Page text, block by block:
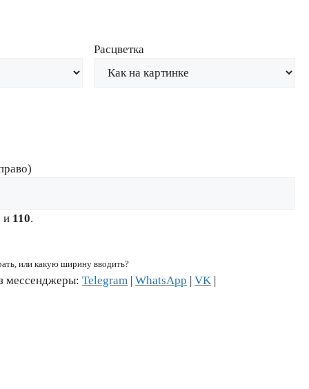
Расцветка
и 110.
или какую ширину вводить?
мессенджеры:Telegram |WhatsApp |VK |